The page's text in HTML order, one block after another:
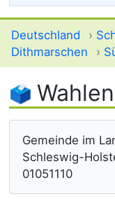
Deutschland ›
Dithmarschen
›
Gemeinde im
Schleswig-
01051110